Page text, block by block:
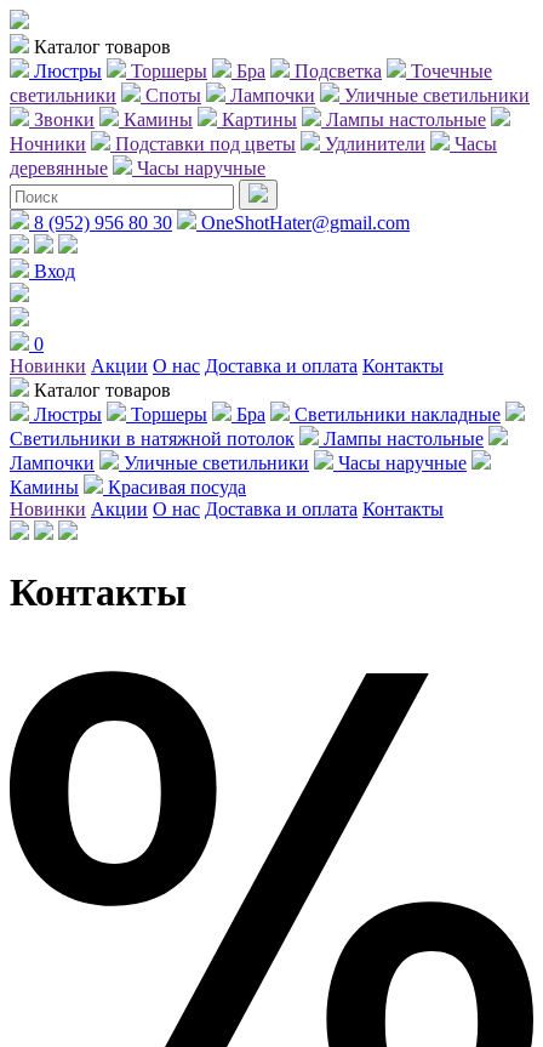
Каталог товаров
Люстры
Торшеры Бра Подсветка
Точечные
светильники
Споты Лампочки
Уличные светильники
Звонки
Камины Картины
Лампы настольные
Ночники
Подставки под цветы Удлинители
Часы
деревянные
Часы наручные
8 (952) 956 80 30 OneShotHater@gmail.com
Вход
0
Новинки Акции О нас Доставка и оплата Контакты
Каталог товаров
Люстры
Торшеры Бра
Светильники накладные
Светильники в натяжной потолок
Лампы настольные
Лампочки
Уличные светильники
Часы наручные
Камины
Красивая посуда
Новинки Акции О нас Доставка и оплата Контакты
Контакты